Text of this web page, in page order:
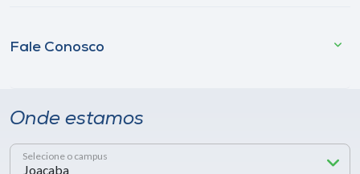
Fale Conosco
Onde estamos
Selecione o campus